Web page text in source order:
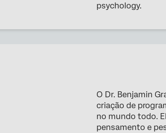
psychology.
O Dr. Benjamin
criação de
no mundo todo.
pensamento e